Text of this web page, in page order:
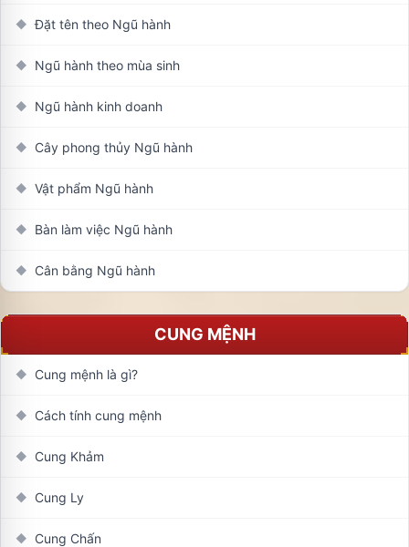
◆ Đặt tên theo Ngũ hành
◆ Ngũ hành theo mùa sinh
◆ Ngũ hành kinh doanh
◆ Cây phong thủy Ngũ hành
◆ Vật phẩm Ngũ hành
◆ Bàn làm việc Ngũ hành
◆ Cân bằng Ngũ hành
CUNG MỆNH
◆ Cung mệnh là gì?
◆ Cách tính cung mệnh
◆ Cung Khảm
◆ Cung Ly
◆ Cung Chấn